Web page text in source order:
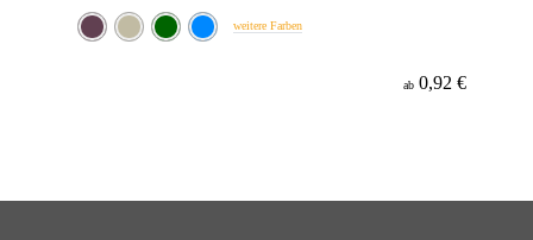
weitere Farben
ab 0,92 €